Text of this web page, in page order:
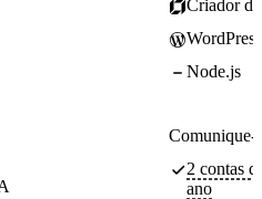
Criador
WordPress
Node.js
Comunique-
2 contas
ano